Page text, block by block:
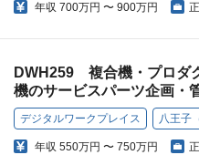
年収 700万円 〜 900万円
DWH259 複合機・プロダ
機のサービスパーツ企画・
デジタルワークプレイス 八王子
年収 550万円 〜 750万円